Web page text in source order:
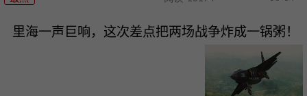
里海一声巨响，这次差点把两场战争炸成一锅粥！